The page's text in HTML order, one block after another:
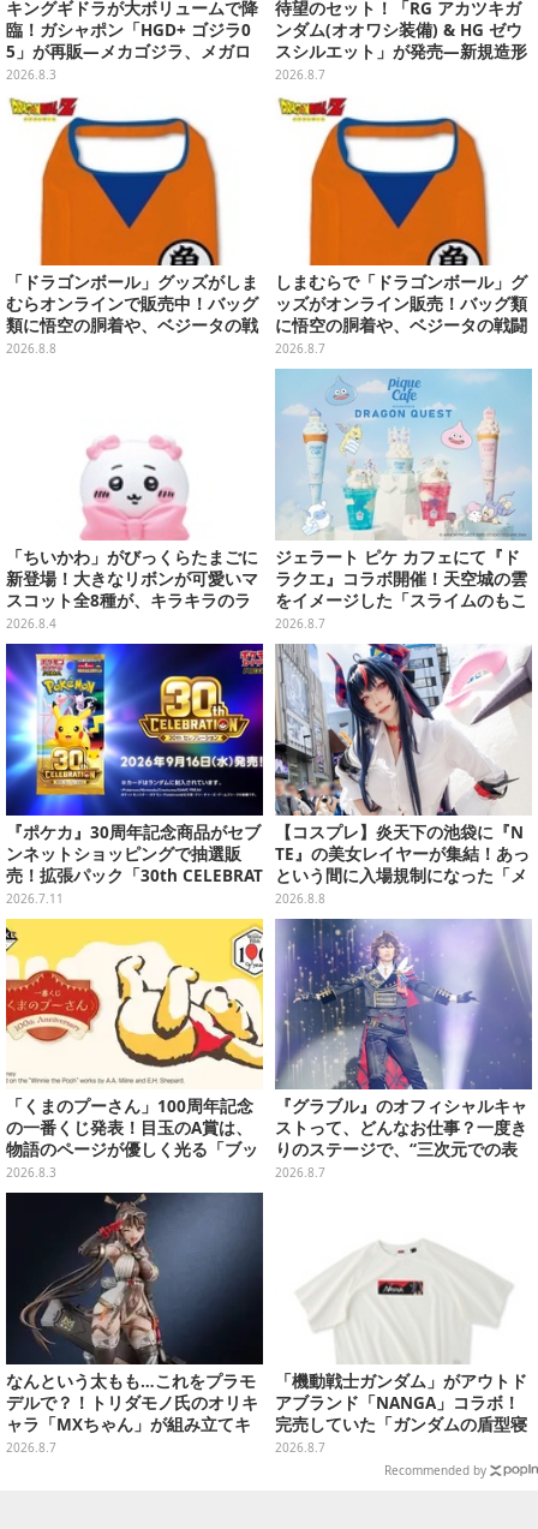
キングギドラが大ボリュームで降
臨！ガシャポン「HGD+ ゴジラ0
5」が再販―メカゴジラ、メガロ
なども揃った全4種
2026.8.3
待望のセット！「RG アカツキガ
ンダム(オオワシ装備) & HG ゼウ
スシルエット」が発売―新規造形
の股関節強化パーツも付属
2026.8.7
「ドラゴンボール」グッズがしま
むらオンラインで販売中！バッグ
類に悟空の胴着や、ベジータの戦
闘服を大胆デザイン
2026.8.8
しまむらで「ドラゴンボール」グ
ッズがオンライン販売！バッグ類
に悟空の胴着や、ベジータの戦闘
服を大胆デザイン
2026.8.7
「ちいかわ」がびっくらたまごに
新登場！大きなリボンが可愛いマ
スコット全8種が、キラキラのラ
メ入り入浴剤から飛び出す
2026.8.4
ジェラート ピケ カフェにて『ド
ラクエ』コラボ開催！天空城の雲
をイメージした「スライムのもこ
もこ天空クレープ」などを提供
2026.8.7
『ポケカ』30周年記念商品がセブ
ンネットショッピングで抽選販
売！拡張パック「30th CELEBRAT
ION」と「エーフィ・ブラッキー
セット」が対象
2026.7.11
【コスプレ】炎天下の池袋に『N
TE』の美女レイヤーが集結！あっ
という間に入場規制になった「メ
ェメェ村の大冒険」をレポート
【写真28枚】
2026.8.8
「くまのプーさん」100周年記念
の一番くじ発表！目玉のA賞は、
物語のページが優しく光る「ブッ
クシェイプドライト」
2026.8.3
『グラブル』のオフィシャルキャ
ストって、どんなお仕事？一度き
りのステージで、“三次元での表
現”に全力を懸けるキャスト陣の
2026.8.7
なんという太もも…これをプラモ
デルで？！トリダモノ氏のオリキ
ャラ「MXちゃん」が組み立てキ
ット化―持ってるケースはレール
2026.8.7
「機動戦士ガンダム」がアウトド
アブランド「NANGA」コラボ！
完売していた「ガンダムの盾型寝
袋」も2次受注開始
2026.8.7
Recommended by